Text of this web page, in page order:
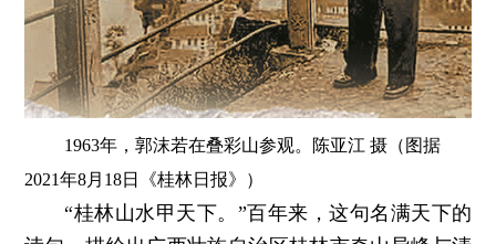
1963年，郭沫若在叠彩山参观。陈亚江 摄（图据
2021年8月18日《桂林日报》）
“桂林山水甲天下。”百年来，这句名满天下的